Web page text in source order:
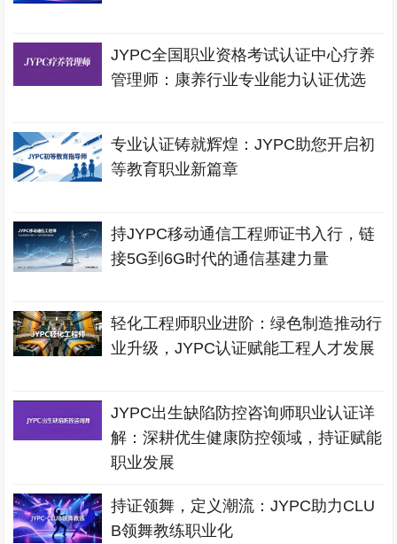
JYPC全国职业资格考试认证中心疗养
管理师：康养行业专业能力认证优选
专业认证铸就辉煌：JYPC助您开启初
等教育职业新篇章
持JYPC移动通信工程师证书入行，链
接5G到6G时代的通信基建力量
轻化工程师职业进阶：绿色制造推动行
业升级，JYPC认证赋能工程人才发展
JYPC出生缺陷防控咨询师职业认证详
解：深耕优生健康防控领域，持证赋能
职业发展
持证领舞，定义潮流：JYPC助力CLU
B领舞教练职业化